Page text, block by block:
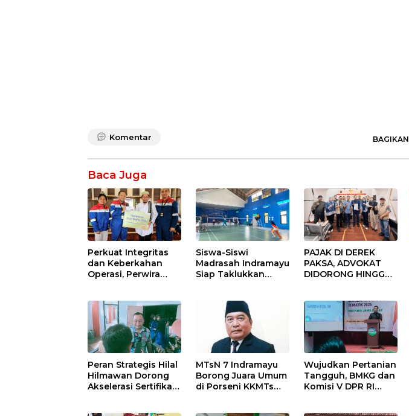
Komentar BAGIKAN
Baca Juga
Perkuat Integritas
dan Keberkahan
Operasi, Perwira
Siswa-Siswi
Madrasah Indramayu
Siap Taklukkan
PAJAK DI DEREK
PAKSA, ADVOKAT
DIDORONG HINGGA
Advokat Riau
Ngamuk Kepung
Polresta Pekanbaru!
Peran Strategis Hilal
Hilmawan Dorong
Akselerasi Sertifikasi
MTsN 7 Indramayu
Borong Juara Umum
di Porseni KKMTs
Wujudkan Pertanian
Tangguh, BMKG dan
Komisi V DPR RI